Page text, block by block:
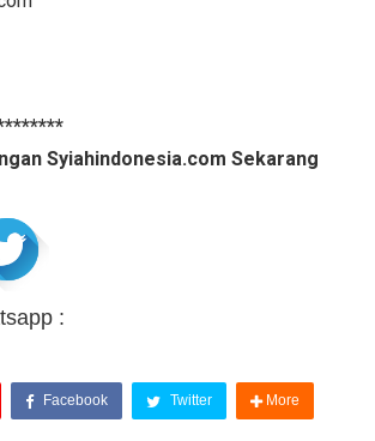
Syiahindonesia.com Sekarang
:
Facebook Twitter More